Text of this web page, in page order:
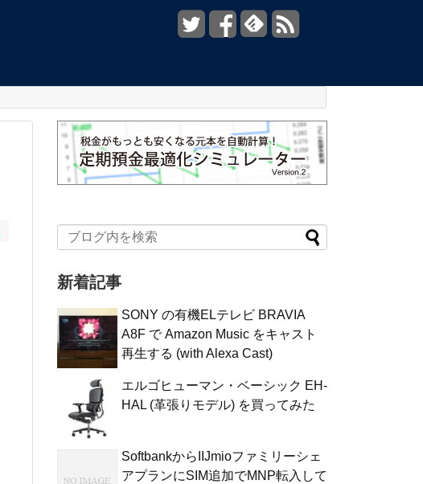
新着記事
SONY の有機ELテレビ BRAVIA
A8F で Amazon Music をキャスト
再生する (with Alexa Cast)
エルゴヒューマン・ベーシック EH-
HAL (革張りモデル) を買ってみた
SoftbankからIIJmioファミリーシェ
アプランにSIM追加でMNP転入して